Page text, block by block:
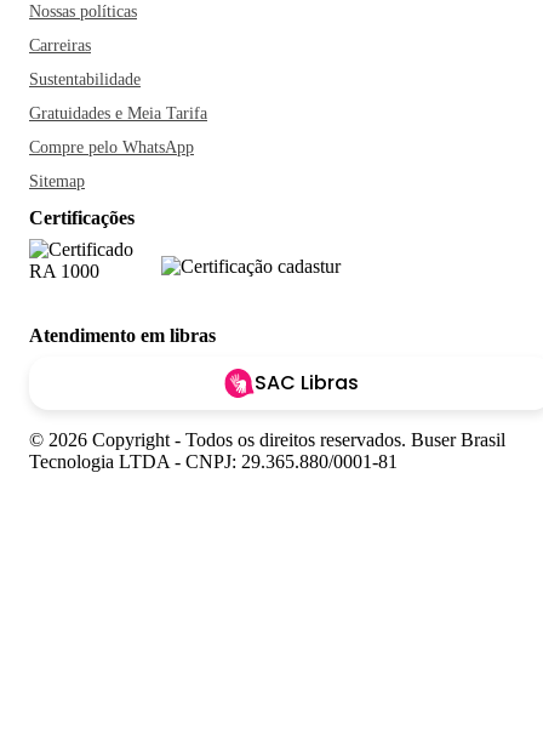
Nossas políticas
Carreiras
Sustentabilidade
Gratuidades e Meia Tarifa
Compre pelo WhatsApp
Sitemap
Certificações
Atendimento em libras
SAC Libras
© 2026 Copyright - Todos os direitos reservados. Buser Brasil
Tecnologia LTDA - CNPJ: 29.365.880/0001-81